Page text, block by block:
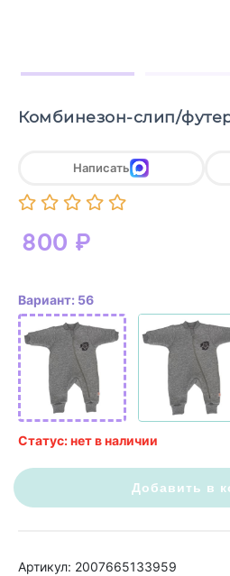
Комбинезон-слип/
800 ₽
Написать
Вариант: 56
Статус: нет в наличии
Добавить в
Артикул: 2007665133959